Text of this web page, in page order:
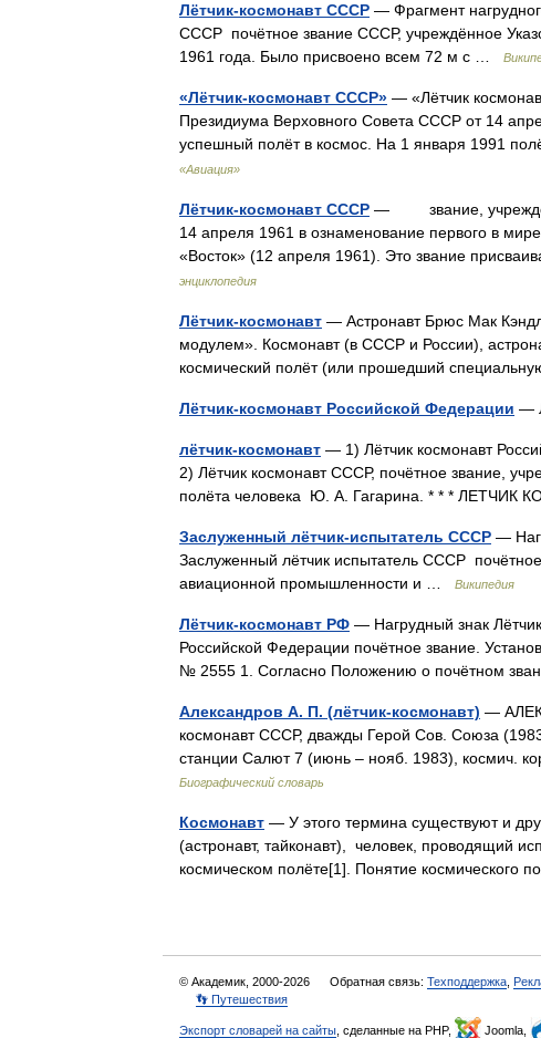
Лётчик-космонавт СССР — Фрагмент
СССР почётное звание СССР, учреждённое
1961 года. Было присвоено всем 72 м с …
«Лётчик-космонавт СССР» — «Лётчик
Президиума Верховного Совета СССР от 14
успешный полёт в космос. На 1 января 1991
«Авиация»
Лётчик-космонавт СССР — звание,
14 апреля 1961 в ознаменование первого в
«Восток» (12 апреля 1961). Это звание
энциклопедия
Лётчик-космонавт — Астронавт Брюс Мак
модулем». Космонавт (в СССР и России),
космический полёт (или прошедший
Лётчик-космонавт Российской Федерации —
лётчик-космонавт — 1) Лётчик космонавт
2) Лётчик космонавт СССР, почётное звание,
полёта человека Ю. А. Гагарина. * * *
Заслуженный лётчик-испытатель СССР —
Заслуженный лётчик испытатель СССР
авиационной промышленности и …
Википедия
Лётчик-космонавт РФ — Нагрудный знак
Российской Федерации почётное звание.
№ 2555 1. Согласно Положению о почётном
Александров А. П. (лётчик-космонавт) —
космонавт СССР, дважды Герой Сов. Союза
станции Салют 7 (июнь – нояб. 1983), космич.
Биографический словарь
Космонавт — У этого термина существуют и
(астронавт, тайконавт), человек, проводящий
космическом полёте[1]. Понятие космического
© Академик, 2000-2026 Обратная связь: Техподдержка
👣 Путешествия
Экспорт словарей на сайты , сделанные на PHP, Joomla,